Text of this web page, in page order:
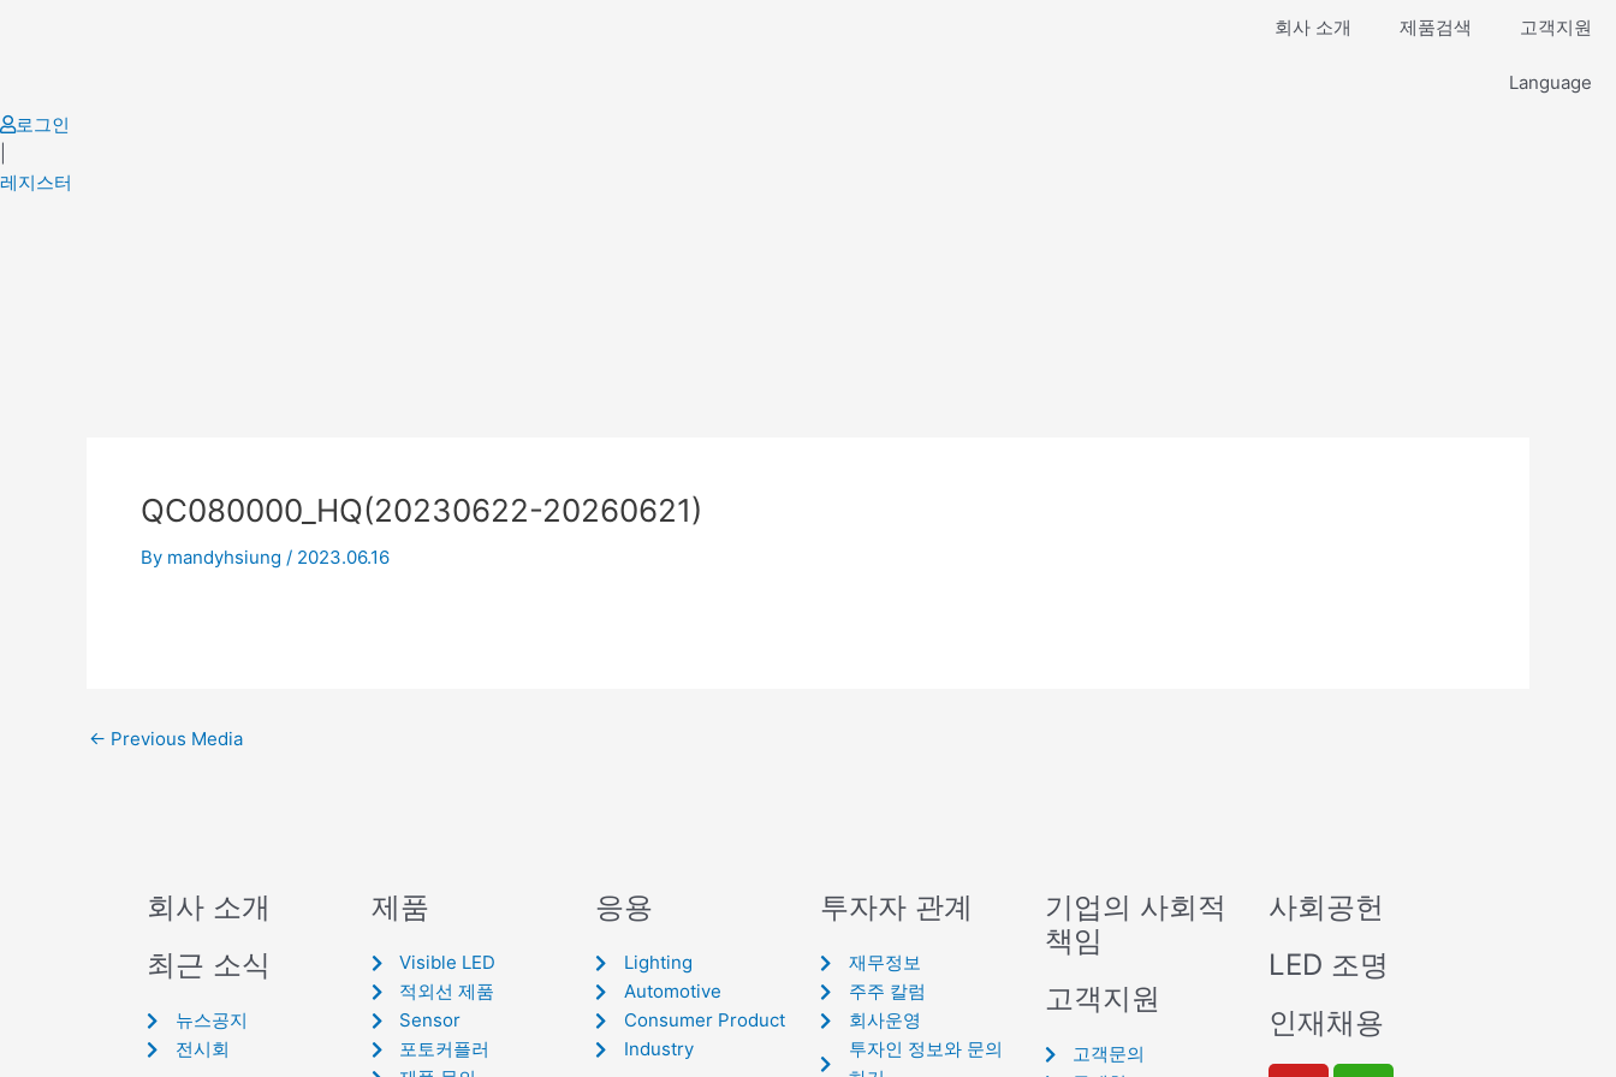
회사 소개 제품검색 고객지원
Language
로그인
레지스터
QC080000_HQ(20230622-20260621)
By mandyhsiung / 2023.06.16
← Previous Media
회사 소개
최근 소식
뉴스공지
전시회
제품
Visible LED
적외선 제품
Sensor
포토커플러
응용
Lighting
Automotive
Consumer Product
Industry
투자자 관계
재무정보
주주 칼럼
회사운영
투자인 정보와 문의
기업의 사회적
책임
고객지원
고객문의
사회공헌
LED 조명
인재채용